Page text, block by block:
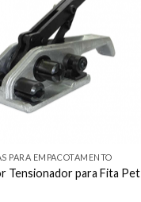
PARA EMPACOTAMENTO
Tensionador para Fita Pet